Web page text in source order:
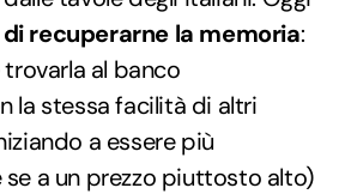
recuperarne la memoria:
al banco
la stessa facilità di altri
a essere più
se a un prezzo piuttosto alto)